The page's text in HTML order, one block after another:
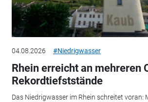
04.08.2026 #Niedrigwasser
Rhein erreicht an mehreren
Rekordtiefststände
Das Niedrigwasser im Rhein schreitet voran: